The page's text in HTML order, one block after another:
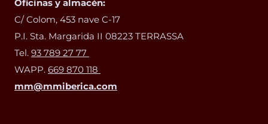
Oficinas y almacén:
C/ Colom, 453 nave C-17
P.I. Sta. Margarida II 08223 TERRASSA
Tel. 93 789 27 77
WAPP. 669 870 118
mm@mmiberica.com